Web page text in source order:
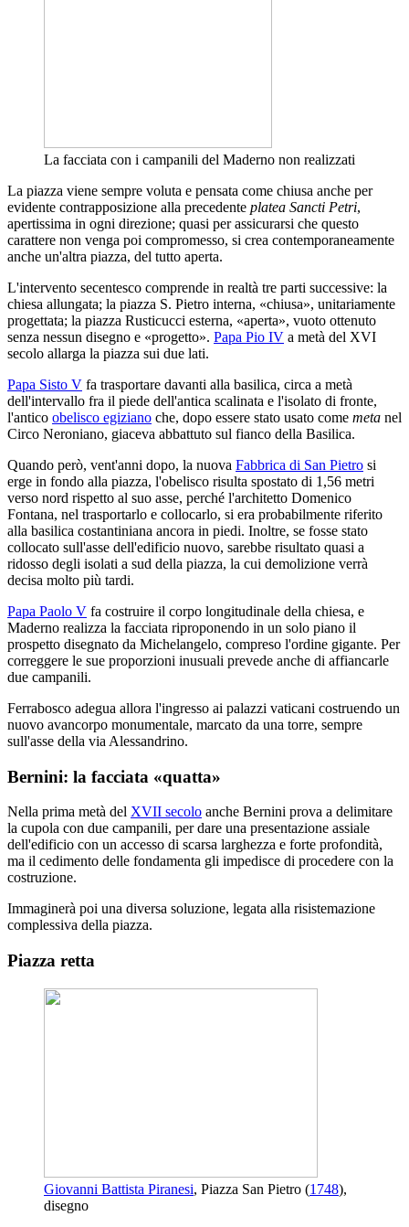
La facciata con i campanili del Maderno non realizzati
La piazza viene sempre voluta e pensata come chiusa anche per
evidente contrapposizione alla precedente platea Sancti Petri,
apertissima in ogni direzione; quasi per assicurarsi che questo
carattere non venga poi compromesso, si crea contemporaneamente
anche un'altra piazza, del tutto aperta.
L'intervento secentesco comprende in realtà tre parti successive: la
chiesa allungata; la piazza S. Pietro interna, «chiusa», unitariamente
progettata; la piazza Rusticucci esterna, «aperta», vuoto ottenuto
senza nessun disegno e «progetto». Papa Pio IV a metà del XVI
secolo allarga la piazza sui due lati.
Papa Sisto V fa trasportare davanti alla basilica, circa a metà
dell'intervallo fra il piede dell'antica scalinata e l'isolato di fronte,
l'antico obelisco egiziano che, dopo essere stato usato come meta nel
Circo Neroniano, giaceva abbattuto sul fianco della Basilica.
Quando però, vent'anni dopo, la nuova Fabbrica di San Pietro si
erge in fondo alla piazza, l'obelisco risulta spostato di 1,56 metri
verso nord rispetto al suo asse, perché l'architetto Domenico
Fontana, nel trasportarlo e collocarlo, si era probabilmente riferito
alla basilica costantiniana ancora in piedi. Inoltre, se fosse stato
collocato sull'asse dell'edificio nuovo, sarebbe risultato quasi a
ridosso degli isolati a sud della piazza, la cui demolizione verrà
decisa molto più tardi.
Papa Paolo V fa costruire il corpo longitudinale della chiesa, e
Maderno realizza la facciata riproponendo in un solo piano il
prospetto disegnato da Michelangelo, compreso l'ordine gigante. Per
correggere le sue proporzioni inusuali prevede anche di affiancarle
due campanili.
Ferrabosco adegua allora l'ingresso ai palazzi vaticani costruendo un
nuovo avancorpo monumentale, marcato da una torre, sempre
sull'asse della via Alessandrino.
Bernini: la facciata «quatta»
Nella prima metà del XVII secolo anche Bernini prova a delimitare
la cupola con due campanili, per dare una presentazione assiale
dell'edificio con un accesso di scarsa larghezza e forte profondità,
ma il cedimento delle fondamenta gli impedisce di procedere con la
costruzione.
Immaginerà poi una diversa soluzione, legata alla risistemazione
complessiva della piazza.
Piazza retta
Giovanni Battista Piranesi, Piazza San Pietro (1748),
disegno